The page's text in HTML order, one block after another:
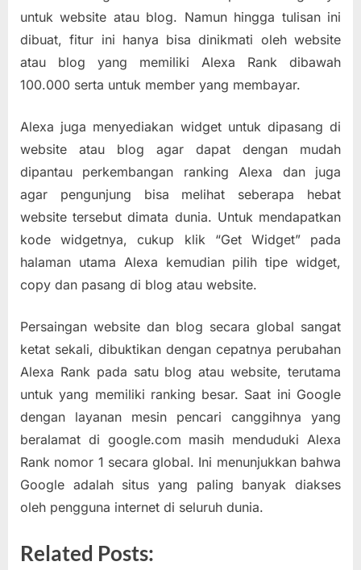
untuk website atau blog. Namun hingga tulisan ini
dibuat, fitur ini hanya bisa dinikmati oleh website
atau blog yang memiliki Alexa Rank dibawah
100.000 serta untuk member yang membayar.
Alexa juga menyediakan widget untuk dipasang di
website atau blog agar dapat dengan mudah
dipantau perkembangan ranking Alexa dan juga
agar pengunjung bisa melihat seberapa hebat
website tersebut dimata dunia. Untuk mendapatkan
kode widgetnya, cukup klik “Get Widget” pada
halaman utama Alexa kemudian pilih tipe widget,
copy dan pasang di blog atau website.
Persaingan website dan blog secara global sangat
ketat sekali, dibuktikan dengan cepatnya perubahan
Alexa Rank pada satu blog atau website, terutama
untuk yang memiliki ranking besar. Saat ini Google
dengan layanan mesin pencari canggihnya yang
beralamat di google.com masih menduduki Alexa
Rank nomor 1 secara global. Ini menunjukkan bahwa
Google adalah situs yang paling banyak diakses
oleh pengguna internet di seluruh dunia.
Related Posts: